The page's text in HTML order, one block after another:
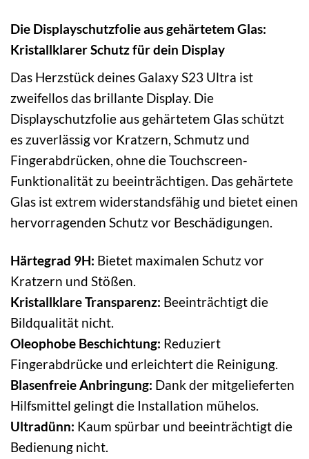
Die Displayschutzfolie aus gehärtetem Glas:
Kristallklarer Schutz für dein Display
Das Herzstück deines Galaxy S23 Ultra ist
zweifellos das brillante Display. Die
Displayschutzfolie aus gehärtetem Glas schützt
es zuverlässig vor Kratzern, Schmutz und
Fingerabdrücken, ohne die Touchscreen-
Funktionalität zu beeinträchtigen. Das gehärtete
Glas ist extrem widerstandsfähig und bietet einen
hervorragenden Schutz vor Beschädigungen.
Härtegrad 9H: Bietet maximalen Schutz vor
Kratzern und Stößen.
Kristallklare Transparenz: Beeinträchtigt die
Bildqualität nicht.
Oleophobe Beschichtung: Reduziert
Fingerabdrücke und erleichtert die Reinigung.
Blasenfreie Anbringung: Dank der mitgelieferten
Hilfsmittel gelingt die Installation mühelos.
Ultradünn: Kaum spürbar und beeinträchtigt die
Bedienung nicht.